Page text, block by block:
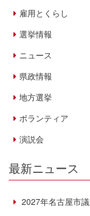
雇用とくらし
選挙情報
ニュース
県政情報
地方選挙
ボランティア
演説会
最新ニュース
2027年名古屋市